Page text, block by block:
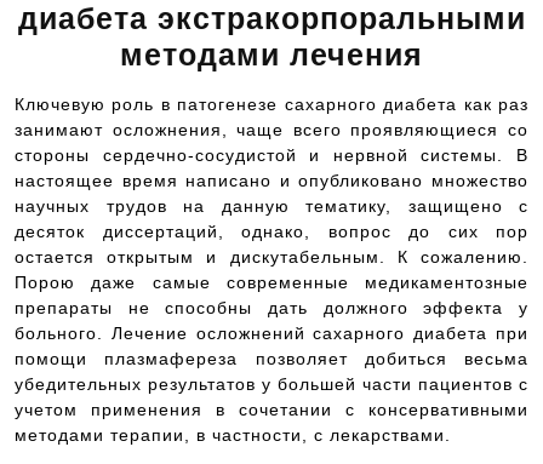
диабета экстракорпоральными
методами лечения
Ключевую роль в патогенезе сахарного диабета как раз
занимают осложнения, чаще всего проявляющиеся со
стороны сердечно-сосудистой и нервной системы. В
настоящее время написано и опубликовано множество
научных трудов на данную тематику, защищено с
десяток диссертаций, однако, вопрос до сих пор
остается открытым и дискутабельным. К сожалению.
Порою даже самые современные медикаментозные
препараты не способны дать должного эффекта у
больного. Лечение осложнений сахарного диабета при
помощи плазмафереза позволяет добиться весьма
убедительных результатов у большей части пациентов с
учетом применения в сочетании с консервативными
методами терапии, в частности, с лекарствами.